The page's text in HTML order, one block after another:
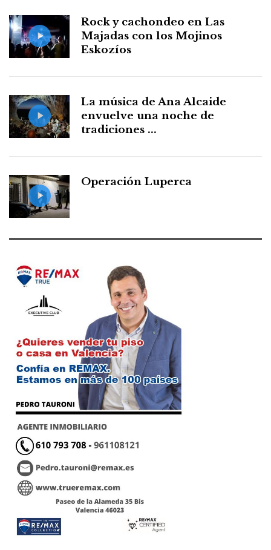
Rock y cachondeo en Las
Majadas con los Mojinos
Eskozíos
La música de Ana Alcaide
envuelve una noche de
tradiciones ...
Operación Luperca